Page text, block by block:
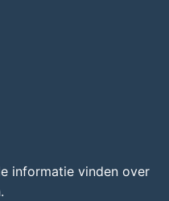
informatie vinden over